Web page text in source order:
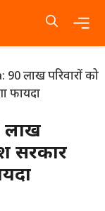
लाख परिवारों को
फायदा
लाख
सरकार